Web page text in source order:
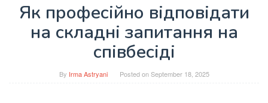
Як професійно відповідати
на складні запитання на
співбесіді
By Irma Astryani Posted onSeptember 18, 2025